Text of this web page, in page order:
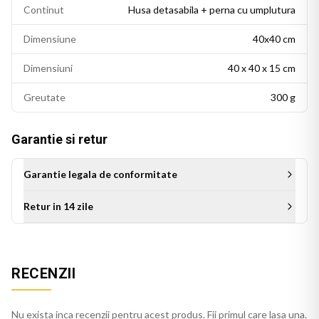
alt moment special. Este un cadou de suflet care se
valoare emotionala pe multi ani.
Continut Husa detasabila + perna cu umplutura
Dimensiune 40x40 cm
Dimensiuni 40 x 40 x 15 cm
Greutate 300 g
Garantie si retur
Garantie legala de conformitate
Retur in 14 zile
RECENZII
Nu exista inca recenzii pentru acest produs. Fii primul care lasa una.